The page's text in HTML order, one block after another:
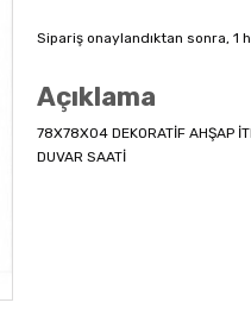
Sipariş onaylandıktan sonra,
Açıklama
78X78X04 DEKORATİF AHŞAP
DUVAR SAATİ